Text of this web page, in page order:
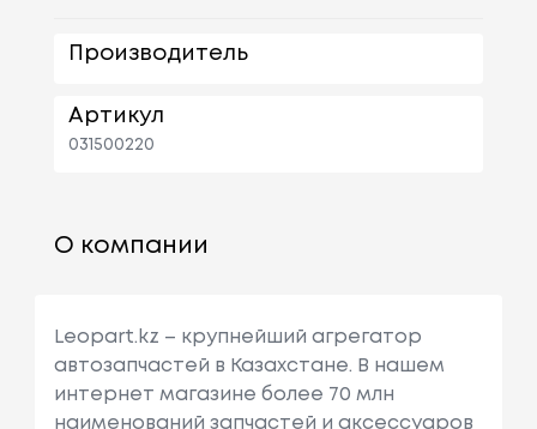
Производитель
Артикул
031500220
О компании
Leopart.kz – крупнейший агрегатор
автозапчастей в Казахстане. В нашем
интернет магазине более 70 млн
наименований запчастей и аксессуаров